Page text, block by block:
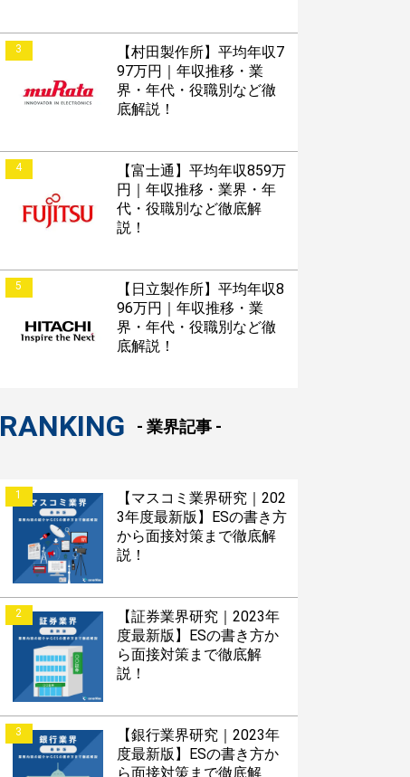
3
【村田製作所】平均年収7
97万円｜年収推移・業
界・年代・役職別など徹
底解説！
4
【富士通】平均年収859万
円｜年収推移・業界・年
代・役職別など徹底解
説！
5
【日立製作所】平均年収8
96万円｜年収推移・業
界・年代・役職別など徹
底解説！
RANKING - 業界記事 -
1
【マスコミ業界研究｜202
3年度最新版】ESの書き方
から面接対策まで徹底解
説！
2
【証券業界研究｜2023年
度最新版】ESの書き方か
ら面接対策まで徹底解
説！
3
【銀行業界研究｜2023年
度最新版】ESの書き方か
ら面接対策まで徹底解